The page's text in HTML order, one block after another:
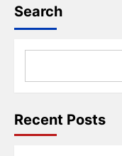
Search
Recent Posts